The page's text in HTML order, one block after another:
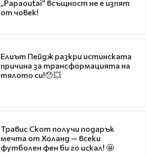
„Papaoutai“ всъщност не е изпят
от човек!
Елиът Пейдж разкри истинската
причина за трансформацията на
тялото си!😯💥
Травис Скот получи подарък
мечта от Холанд — всеки
футболен фен би го искал! 🤩